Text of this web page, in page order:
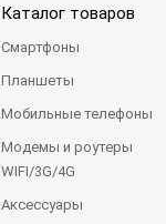
Каталог товаров
Смартфоны
Планшеты
Мобильные телефоны
Модемы и роутеры
WIFI/3G/4G
Аксессуары